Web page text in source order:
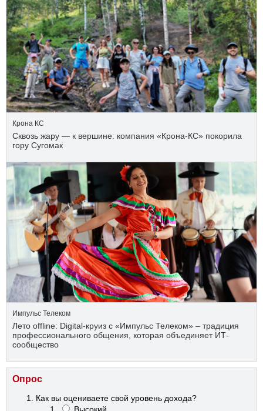
Крона КС
Сквозь жару — к вершине: компания «Крона‑КС» покорила
гору Сугомак
Импульс Телеком
Лето offline: Digital-круиз с «Импульс Телеком» – традиция
профессионального общения, которая объединяет ИТ-
сообщество
Опрос
Как вы оцениваете свой уровень дохода?
Высокий